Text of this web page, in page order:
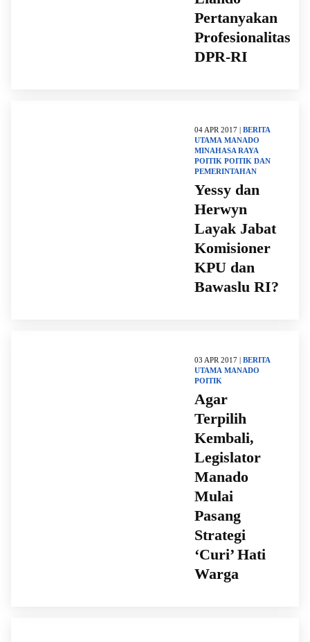
Pertanyakan
Profesionalitas
DPR-RI
04 APR 2017 | BERITA
UTAMA MANADO
MINAHASA RAYA
POITIK POITIK DAN
PEMERINTAHAN
Yessy dan
Herwyn
Layak Jabat
Komisioner
KPU dan
Bawaslu RI?
03 APR 2017 | BERITA
UTAMA MANADO
POITIK
Agar
Terpilih
Kembali,
Legislator
Manado
Mulai
Pasang
Strategi
‘Curi’ Hati
Warga